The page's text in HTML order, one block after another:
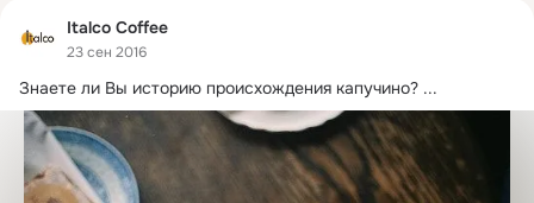
Italco Coffee
23 сен 2016
Знаете ли Вы историю происхождения капучино? ...